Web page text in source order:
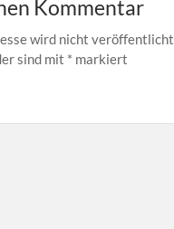
Kommentar
wird nicht veröffentlicht.
sind mit * markiert